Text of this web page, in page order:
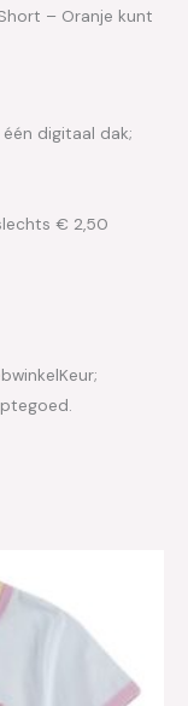
– Oranje kunt
digitaal dak;
€ 2,50